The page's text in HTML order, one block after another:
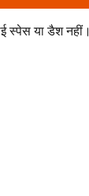
स्पेस या डैश नहीं।